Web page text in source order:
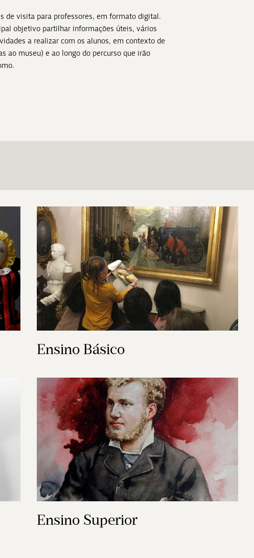
de visita para professores, em formato digital.
objetivo partilhar informações úteis, vários
a realizar com os alunos, em contexto de
ao museu) e ao longo do percurso que irão
Ensino Básico
Ensino Superior